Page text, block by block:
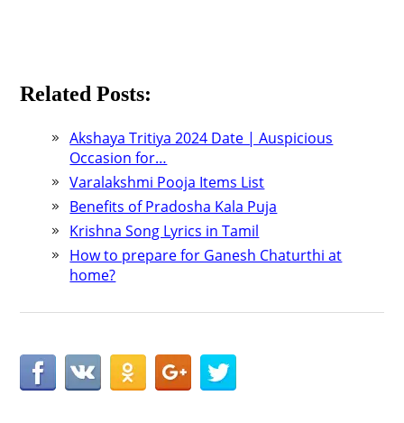
Related Posts:
Akshaya Tritiya 2024 Date | Auspicious
Occasion for…
Varalakshmi Pooja Items List
Benefits of Pradosha Kala Puja
Krishna Song Lyrics in Tamil
How to prepare for Ganesh Chaturthi at
home?